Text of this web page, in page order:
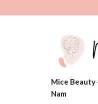
Mice Beauty
Nam